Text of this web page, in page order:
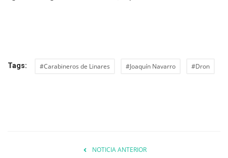
Tags: #Carabineros de Linares #Joaquín Navarro #Dron
NOTICIA ANTERIOR